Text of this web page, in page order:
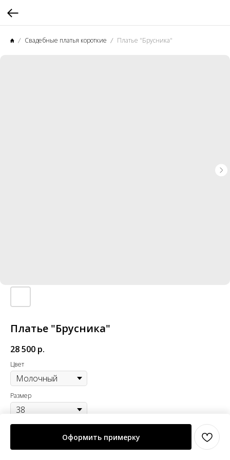
Свадебные платья короткие Платье "Брусника"
Платье "Брусника"
28 500 р.
Цвет
Размер
Оформить примерку